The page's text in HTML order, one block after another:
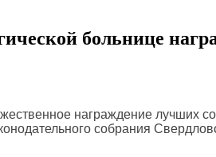
больнице
награждение лучших
собрания